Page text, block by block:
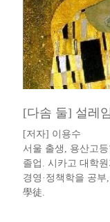
​[다솜 둘] 설레임​
[저자] 이용수 ​​
서울 출생, 용산고
졸업. 시카고 대학
경영·정책학을 공
學徒​.​​​​